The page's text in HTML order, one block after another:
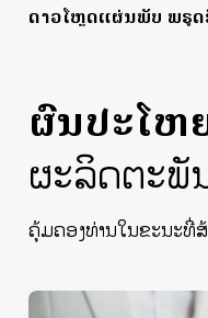
ດາວໂຫຼດແຜ່ນພັບ ພຣູດ
ຜົນປະໂຫ
ຜະລິດຕະພັ
ຄຸ້ມຄອງທ່ານໃນຂະນະທີ່ສ້